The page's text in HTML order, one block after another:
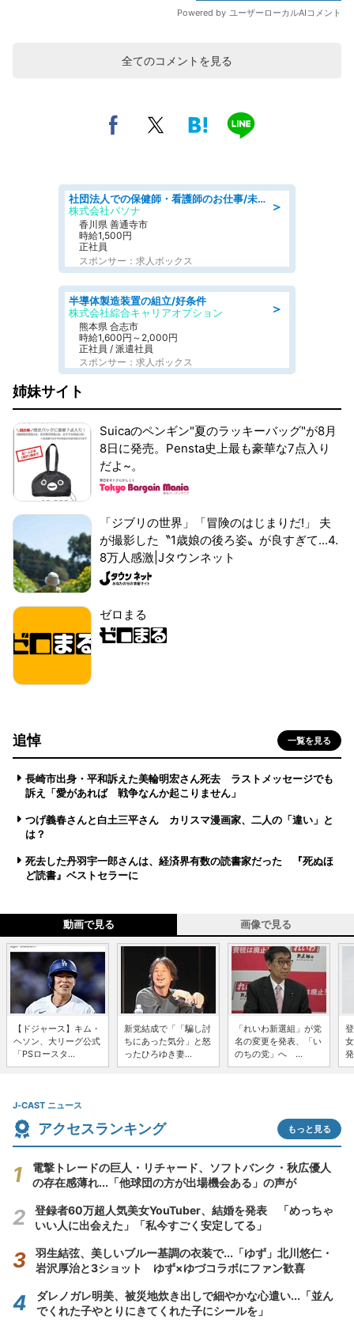
全てのコメントを見る
＞
社団法人での保健師・看護師のお仕事/未経験OK/要資格:普通免許、保健師、正看護師
株式会社パソナ
香川県 善通寺市
時給1,500円
正社員
スポンサー：求人ボックス
＞
半導体製造装置の組立/好条件
株式会社綜合キャリアオプション
熊本県 合志市
時給1,600円～2,000円
正社員 / 派遣社員
スポンサー：求人ボックス
姉妹サイト
Suicaのペンギン"夏のラッキーバッグ"が8月
8日に発売。Pensta史上最も豪華な7点入り
だよ~。
「ジブリの世界」「冒険のはじまりだ!」 夫
が撮影した〝1歳娘の後ろ姿〟が良すぎて...4.
8万人感激|Jタウンネット
ゼロまる
追悼 一覧を見る
長崎市出身・平和訴えた美輪明宏さん死去 ラストメッセージでも
訴え「愛があれば 戦争なんか起こりません」
つげ義春さんと白土三平さん カリスマ漫画家、二人の「違い」と
は？
死去した丹羽宇一郎さんは、経済界有数の読書家だった 『死ぬほ
ど読書』ベストセラーに
動画で見る 画像で見る
【ドジャース】キム・
ヘソン、大リーグ公式
「PSロースタ...
新党結成で「「騙し討
ちにあった気分」と怒
ったひろゆき妻...
「れいわ新選組」が党
名の変更を発表、「い
のちの党」へ ...
J-CAST ニュース
アクセスランキング もっと見る
電撃トレードの巨人・リチャード、ソフトバンク・秋広優人
の存在感薄れ...「他球団の方が出場機会ある」の声が
登録者60万超人気美女YouTuber、結婚を発表 「めっちゃ
いい人に出会えた」「私今すごく安定してる」
羽生結弦、美しいブルー基調の衣装で...「ゆず」北川悠仁・
岩沢厚治と3ショット ゆず×ゆづコラボにファン歓喜
ダレノガレ明美、被災地炊き出しで細やかな心遣い...「並ん
でくれた子やとりにきてくれた子にシールを」